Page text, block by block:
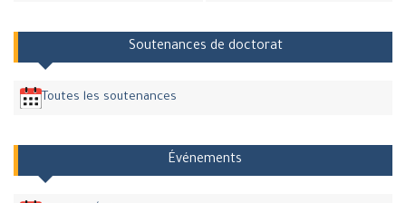
Soutenances de doctorat
Toutes les soutenances
Événements